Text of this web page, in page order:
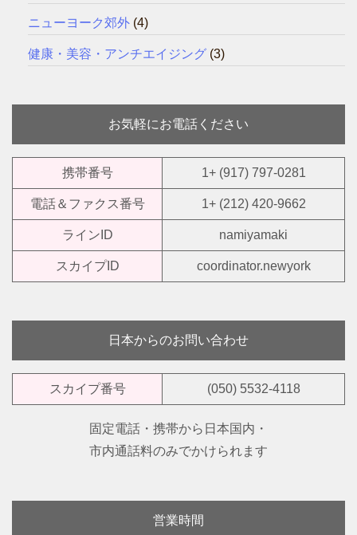
ニューヨーク郊外 (4)
健康・美容・アンチエイジング (3)
お気軽にお電話ください
携帯番号 1+ (917) 797-0281
電話＆ファクス番号 1+ (212) 420-9662
ラインID namiyamaki
スカイプID coordinator.newyork
日本からのお問い合わせ
スカイプ番号 (050) 5532-4118
固定電話・携帯から日本国内・
市内通話料のみでかけられます
営業時間